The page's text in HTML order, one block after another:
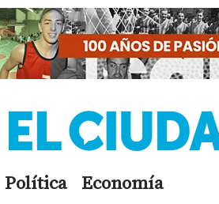
Política Economía